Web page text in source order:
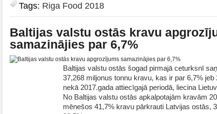
Tags: Riga Food 2018
Baltijas valstu ostās kravu
samazinājies par 6,7%
Baltijas valstu ostās šogad pirmajā ceturksnī
37,268 miljonus tonnu kravu, kas ir par 6,7%
nekā 2017.gada attiecīgajā periodā, liecina
No Baltijas valstu ostās apkalpotajām kravām
mēnešos 41,7% kravu pārkrauti Latvijas ostās,